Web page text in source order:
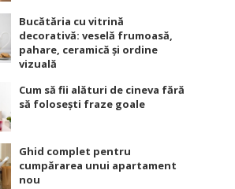
Bucătăria cu vitrină
decorativă: veselă frumoasă,
pahare, ceramică și ordine
vizuală
Cum să fii alături de cineva fără
să folosești fraze goale
Ghid complet pentru
cumpărarea unui apartament
nou